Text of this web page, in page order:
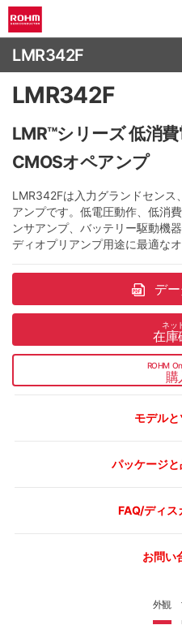
LMR342F
外観
LMR342F
LMR™シリーズ 低消
CMOSオペアンプ
LMR342Fは入力グランドセン
アンプです。低電圧動作、低消
ンサアンプ、バッテリー駆動機
ディオプリアンプ用途に最適なオ
デ
ネッ
在庫
ROHM
購
モデル
パッケージ
FAQ/ディス
お問い